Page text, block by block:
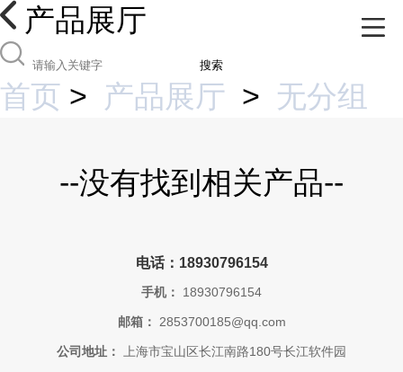
产品展厅
搜索
首页 > 产品展厅 > 无分组
--没有找到相关产品--
电话：18930796154
手机： 18930796154
邮箱： 2853700185@qq.com
公司地址： 上海市宝山区长江南路180号长江软件园